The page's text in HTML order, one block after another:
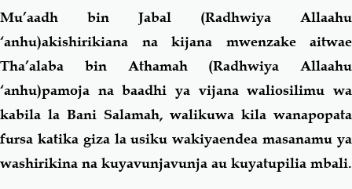
Mu’aadh bin Jabal (Radhwiya Allaahu
‘anhu)akishirikiana na kijana mwenzake aitwae
Tha’alaba bin Athamah (Radhwiya Allaahu
‘anhu)pamoja na baadhi ya vijana waliosilimu wa
kabila la Bani Salamah, walikuwa kila wanapopata
fursa katika giza la usiku wakiyaendea masanamu ya
washirikina na kuyavunjavunja au kuyatupilia mbali.